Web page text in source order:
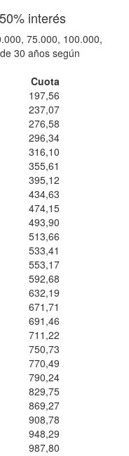
interés
75.000, 100.000,
30 años según
Cuota
197,56
237,07
276,58
296,34
316,10
355,61
395,12
434,63
474,15
493,90
513,66
533,41
553,17
592,68
632,19
671,71
691,46
711,22
750,73
770,49
790,24
829,75
869,27
908,78
948,29
987,80